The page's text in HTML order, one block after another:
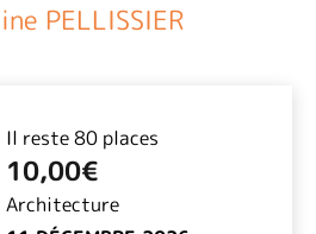
PELLISSIER
Il reste 80 places
10,00€
Architecture